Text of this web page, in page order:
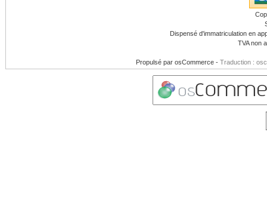
Dispensé d'immatriculation en
TVA non
Propulsé par osCommerce - Traduction :